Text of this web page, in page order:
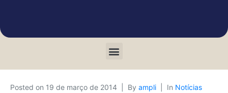
Posted on 19 de março de 2014 By ampli In Notícias